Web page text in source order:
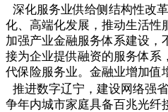
深化服务业供给侧结构性改
化、高端化发展，推动生活性
加强产业金融服务体系建设，
接为企业提供融资的服务体系
代保险服务业。金融业增加值
推进数字辽宁，建设网络强
争年内城市家庭具备百兆光纤